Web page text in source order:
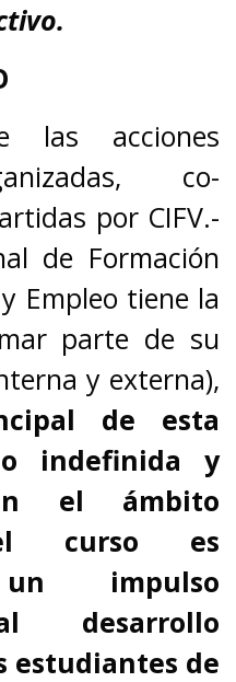
las acciones
co-
por CIFV.-
de Formación
Empleo tiene la
parte de su
y externa),
de esta
indefinida y
el ámbito
curso es
un impulso
desarrollo
estudiantes de